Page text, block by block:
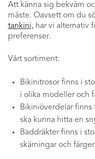
Att känna sig bekväm
måste. Oavsett om du
tankini,har vi alternativ
preferenser.
Vårt sortiment:
Bikinitrosor finns i
i olika modeller och
Bikiniöverdelar
ska kunna hitta en
Baddräkter finns i
skärningar och